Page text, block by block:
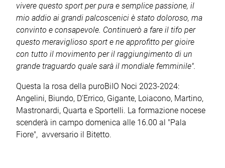
vivere questo sport per pura e semplice passione, il
mio addio ai grandi palcoscenici è stato doloroso, ma
convinto e consapevole. Continuerò a fare il tifo per
questo meraviglioso sport e ne approfitto per gioire
con tutto il movimento per il raggiungimento di un
grande traguardo quale sarà il mondiale femminile".
Questa la rosa della puroBiIO Noci 2023-2024:
Angelini, Biundo, D'Errico, Gigante, Loiacono, Martino,
Mastronardi, Quarta e Sportelli. La formazione nocese
scenderà in campo domenica alle 16.00 al "Pala
Fiore", avversario il Bitetto.